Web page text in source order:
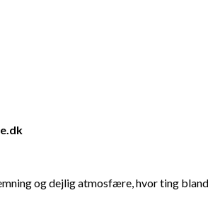
og dejlig atmosfære, hvor ting